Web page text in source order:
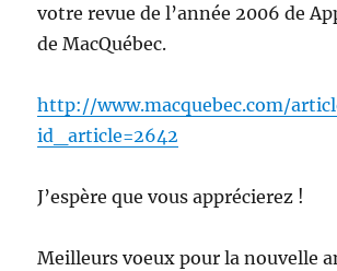
votre revue de l’année 2006 de
de MacQuébec.
http://www.macquebec.com/
id_article=2642
J’espère que vous apprécierez !
Meilleurs voeux pour la nouvelle